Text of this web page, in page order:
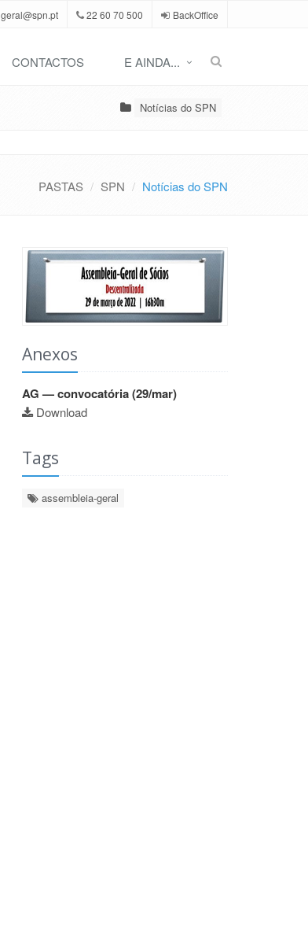
geral@spn.pt 22 60 70 500 BackOffice
CONTACTOS E AINDA...
Notícias do SPN
PASTAS SPN Notícias do SPN
Anexos
AG — convocatória (29/mar)
Download
Tags
assembleia-geral